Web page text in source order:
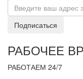
Подписаться
РАБОЧЕЕ
РАБОТАЕМ 24/7